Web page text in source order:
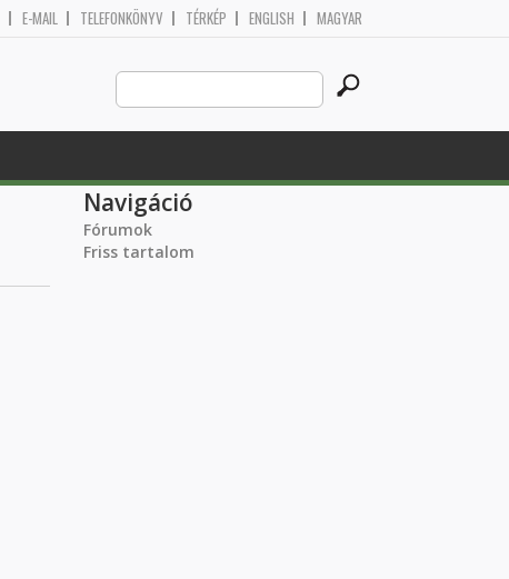
E-MAIL TELEFONKÖNYV TÉRKÉP ENGLISH MAGYAR
Search
this
site
Navigáció
Fórumok
Friss tartalom